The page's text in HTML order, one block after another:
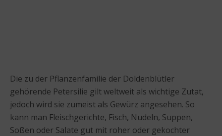
Die zu der Pflanzenfamilie der Doldenblütler
gehörende Petersilie gilt weltweit als wichtige Zutat,
jedoch wird sie zumeist als Gewürz angesehen. So
kann man Fleischgerichte, Fisch, Nudeln, Suppen,
Soßen oder Salate gut mit roher oder gekochter